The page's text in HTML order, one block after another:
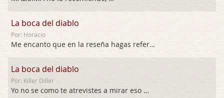
La boca del diablo
Por: Horacio
Me encanto que en la reseña hagas referen …
La boca del diablo
Por: Killer Diller
Yo no se como te atrevistes a mirar eso …